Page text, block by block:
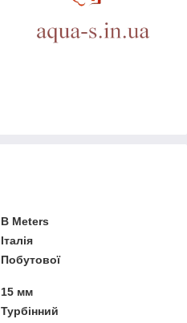
B Meters
Італія
Побутової
15 мм
Турбінний